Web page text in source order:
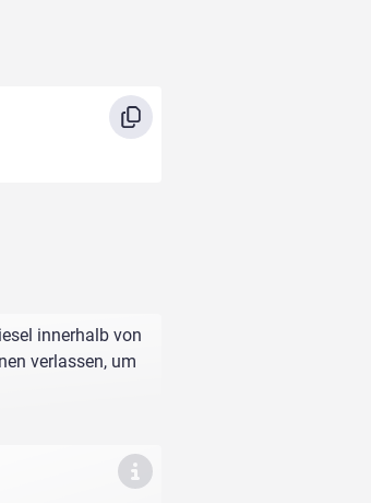
innerhalb von
verlassen, um